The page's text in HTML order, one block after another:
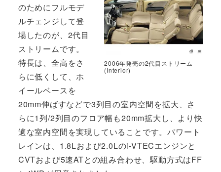
2006年発売の2代目ストリーム
(Interior)
のためにフルモデ
ルチェンジして登
場したのが、2代目
ストリームです。
特長は、全高をさ
らに低くして、ホ
イールベースを
20mm伸ばすなどで3列目の室内空間を拡大、さ
らに1列/2列目のフロア幅も20mm拡大し、より快
適な室内空間を実現していることです。パワート
レインは、1.8Lおよび2.0Lのi-VTECエンジンと
CVTおよび5速ATとの組み合わせ、駆動方式はFF